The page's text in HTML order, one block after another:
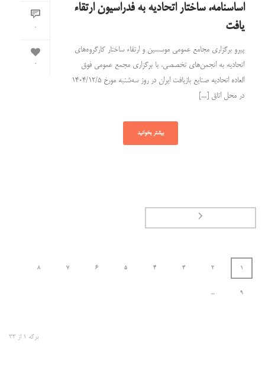
0
0
اساسنامه، ساختار اتحادیه به فدراسیون ارتقاء
یافت
پیرو برگزاری مجامع عمومی موسسین و ارتقاء ساختار کارگروه‌های
اتحادیه به انجمن‌های تخصصی، با برگزاری مجمع عمومی فوق
العاده اتحادیه صنایع بازیافت ایران در روز سه‌شنبه مورخ ۱۴۰۴/۱۲/۵
در محل اتاق [...]
بیشتر بخوانید
1
2
3
4
5
6
7
8
9
...
برگه 1 از 33